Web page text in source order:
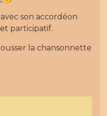
son accordéon
participatif.
la chansonnette